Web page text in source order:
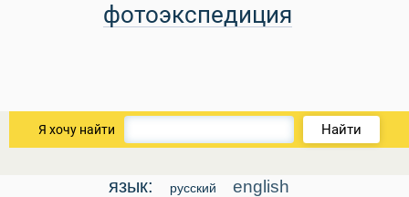
фотоэкспедиция
Я хочу найти Найти
язык: русский english